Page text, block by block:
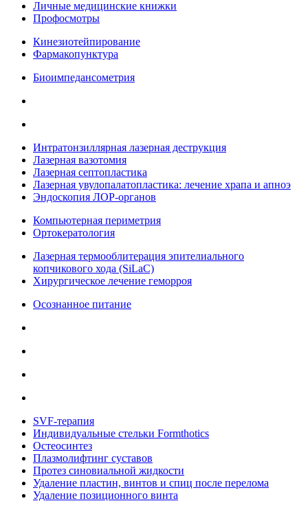
Личные медицинские книжки
Профосмотры
Кинезиотейпирование
Фармакопунктура
Биоимпедансометрия
Интратонзиллярная лазерная деструкция
Лазерная вазотомия
Лазерная септопластика
Лазерная увулопалатопластика: лечение храпа и апноэ
Эндоскопия ЛОР-органов
Компьютерная периметрия
Ортокератология
Лазерная термооблитерация эпителиального
копчикового хода (SiLaC)
Хирургическое лечение геморроя
Осознанное питание
SVF-терапия
Индивидуальные стельки Formthotics
Остеосинтез
Плазмолифтинг суставов
Протез синовиальной жидкости
Удаление пластин, винтов и спиц после перелома
Удаление позиционного винта